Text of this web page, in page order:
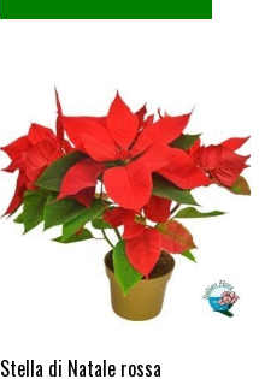
Stella di Natale rossa